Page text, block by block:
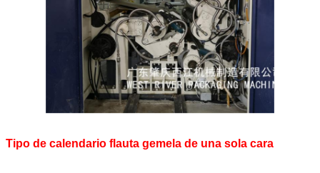
Tipo de calendario flauta gemela de una sola cara